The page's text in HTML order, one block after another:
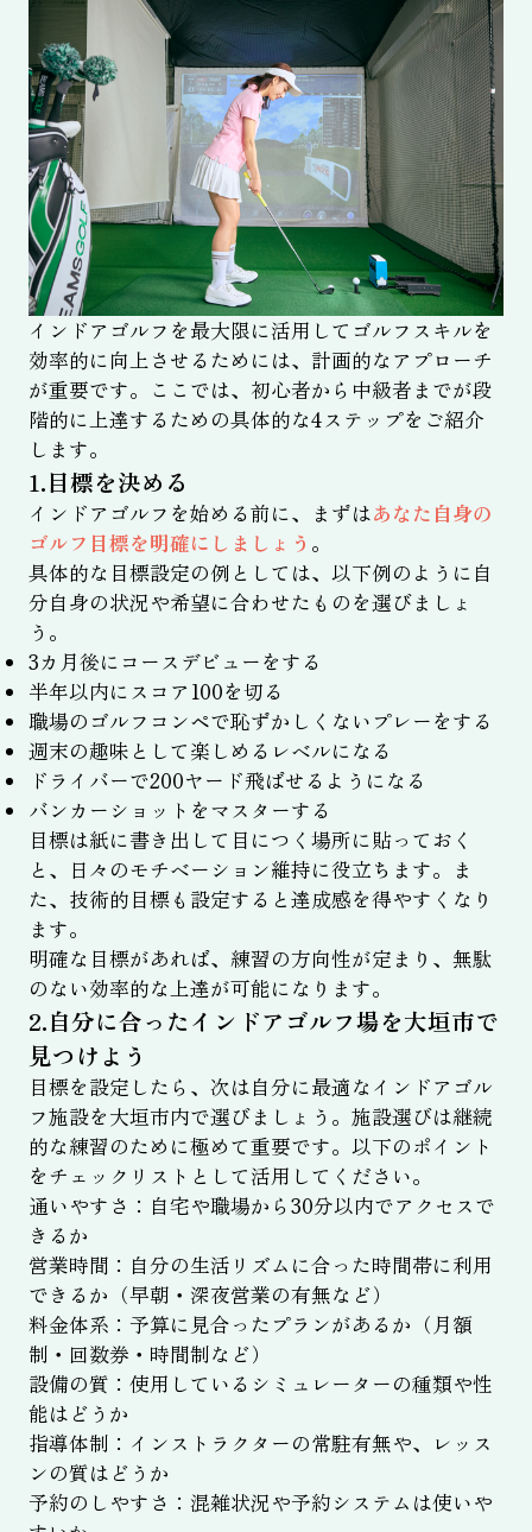
インドアゴルフを最大限に活用してゴルフスキルを
効率的に向上させるためには、計画的なアプローチ
が重要です。ここでは、初心者から中級者までが段
階的に上達するための具体的な4ステップをご紹介
します。
1.目標を決める
インドアゴルフを始める前に、まずはあなた自身の
ゴルフ目標を明確にしましょう 。
具体的な目標設定の例としては、以下例のように自
分自身の状況や希望に合わせたものを選びましょ
う。
3カ月後にコースデビューをする
半年以内にスコア100を切る
職場のゴルフコンペで恥ずかしくないプレーをする
週末の趣味として楽しめるレベルになる
ドライバーで200ヤード飛ばせるようになる
バンカーショットをマスターする
目標は紙に書き出して目につく場所に貼っておく
と、日々のモチベーション維持に役立ちます。ま
た、技術的目標も設定すると達成感を得やすくなり
ます。
明確な目標があれば、練習の方向性が定まり、無駄
のない効率的な上達が可能になります。
2.自分に合ったインドアゴルフ場を大垣市で
見つけよう
目標を設定したら、次は自分に最適なインドアゴル
フ施設を大垣市内で選びましょう。施設選びは継続
的な練習のために極めて重要です。以下のポイント
をチェックリストとして活用してください。
通いやすさ：自宅や職場から30分以内でアクセスで
きるか
営業時間：自分の生活リズムに合った時間帯に利用
できるか（早朝・深夜営業の有無など）
料金体系：予算に見合ったプランがあるか（月額
制・回数券・時間制など）
設備の質：使用しているシミュレーターの種類や性
能はどうか
指導体制：インストラクターの常駐有無や、レッス
ンの質はどうか
予約のしやすさ：混雑状況や予約システムは使いや